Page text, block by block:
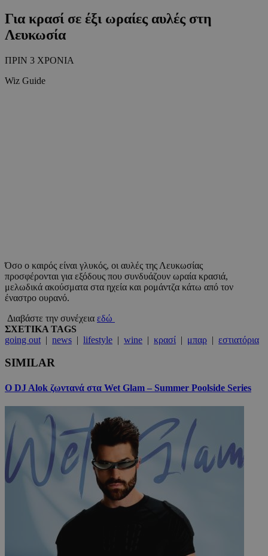
Για κρασί σε έξι ωραίες αυλές στη
Λευκωσία
ΠΡΙΝ 3 ΧΡΟΝΙΑ
Wiz Guide
Όσο ο καιρός είναι γλυκός, οι αυλές της Λευκωσίας
προσφέρονται για εξόδους που συνδυάζουν ωραία κρασιά,
μελωδικά ακούσματα στα ηχεία και ρομάντζα κάτω από τον
έναστρο ουρανό.
Διαβάστε την συνέχεια εδώ
ΣΧΕΤΙΚΑ TAGS
going out | news | lifestyle | wine | κρασί | μπαρ | εστιατόρια
SIMILAR
Ο DJ Alok ζωντανά στα Wet Glam – Summer Poolside Series